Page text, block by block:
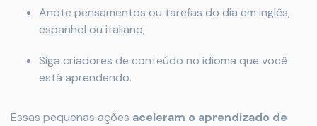
Anote pensamentos ou tarefas do dia em inglês,
espanhol ou italiano;
Siga criadores de conteúdo no idioma que você
está aprendendo.
Essas pequenas ações aceleram o aprendizado de